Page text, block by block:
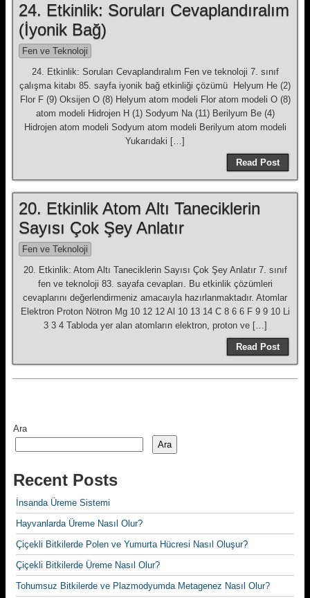
24. Etkinlik: Soruları Cevaplandıralım
(İyonik Bağ)
Fen ve Teknoloji
24. Etkinlik: Soruları Cevaplandıralım Fen ve teknoloji 7. sınıf
çalışma kitabı 85. sayfa iyonik bağ etkinliği çözümü Helyum He (2)
Flor F (9) Oksijen O (8) Helyum atom modeli Flor atom modeli O (8)
atom modeli Hidrojen H (1) Sodyum Na (11) Berilyum Be (4)
Hidrojen atom modeli Sodyum atom modeli Berilyum atom modeli
Yukarıdaki […]
Read Post
20. Etkinlik Atom Altı Taneciklerin
Sayısı Çok Şey Anlatır
Fen ve Teknoloji
20. Etkinlik: Atom Altı Taneciklerin Sayısı Çok Şey Anlatır 7. sınıf
fen ve teknoloji 83. sayafa cevapları. Bu etkinlik çözümleri
cevaplarını değerlendirmeniz amacaıyla hazırlanmaktadır. Atomlar
Elektron Proton Nötron Mg 10 12 12 Al 10 13 14 C 8 6 6 F 9 9 10 Li
3 3 4 Tabloda yer alan atomların elektron, proton ve […]
Read Post
Ara
Ara
Recent Posts
İnsanda Üreme Sistemi
Hayvanlarda Üreme Nasıl Olur?
Çiçekli Bitkilerde Polen ve Yumurta Hücresi Nasıl Oluşur?
Çiçekli Bitkilerde Üreme Nasıl Olur?
Tohumsuz Bitkilerde ve Plazmodyumda Metagenez Nasıl Olur?